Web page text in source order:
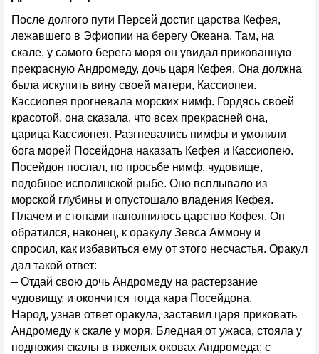
После долгого пути Персей достиг царства Кефея,
лежавшего в Эфиопии на берегу Океана. Там, на
скале, у самого берега моря он увидал прикованную
прекрасную Андромеду, дочь царя Кефея. Она должна
была искупить вину своей матери, Кассиопеи.
Кассиопея прогневала морских нимф. Гордясь своей
красотой, она сказала, что всех прекрасней она,
царица Кассиопея. Разгневались нимфы и умолили
бога морей Посейдона наказать Кефея и Кассиопею.
Посейдон послал, по просьбе нимф, чудовище,
подобное исполинской рыбе. Оно всплывало из
морской глубины и опустошало владения Кефея.
Плачем и стонами наполнилось царство Кофея. Он
обратился, наконец, к оракулу Зевса Аммону и
спросил, как избавиться ему от этого несчастья. Оракул
дал такой ответ:
– Отдай свою дочь Андромеду на растерзание
чудовищу, и окончится тогда кара Посейдона.
Народ, узнав ответ оракула, заставил царя приковать
Андромеду к скале у моря. Бледная от ужаса, стояла у
подножия скалы в тяжелых оковах Андромеда; с